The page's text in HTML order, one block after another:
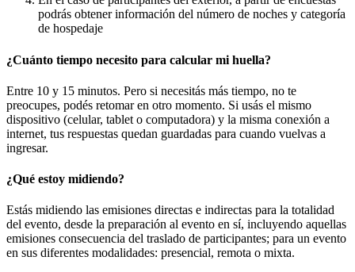
podrás obtener información del número de noches y categoría
de hospedaje
¿Cuánto tiempo necesito para calcular mi huella?
Entre 10 y 15 minutos. Pero si necesitás más tiempo, no te
preocupes, podés retomar en otro momento. Si usás el mismo
dispositivo (celular, tablet o computadora) y la misma conexión a
internet, tus respuestas quedan guardadas para cuando vuelvas a
ingresar.
¿Qué estoy midiendo?
Estás midiendo las emisiones directas e indirectas para la totalidad
del evento, desde la preparación al evento en sí, incluyendo aquellas
emisiones consecuencia del traslado de participantes; para un evento
en sus diferentes modalidades: presencial, remota o mixta.